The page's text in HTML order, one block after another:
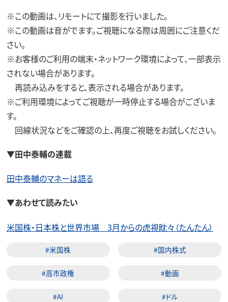
※この動画は、リモートにて撮影を行いました。
※この動画は音がでます。ご視聴になる際は周囲にご注意くだ
さい。
※お客様のご利用の端末・ネットワーク環境によって、一部表示
されない場合があります。
再読み込みをすると、表示される場合があります。
※ご利用環境によってご視聴が一時停止する場合がございま
す。
回線状況などをご確認の上、再度ご視聴をお試しください。
▼田中泰輔の連載
田中泰輔のマネーは語る
▼あわせて読みたい
米国株・日本株と世界市場 3月からの虎視眈々（たんたん）
#米国株 #国内株式
#高市政権 #動画
#AI #ドル